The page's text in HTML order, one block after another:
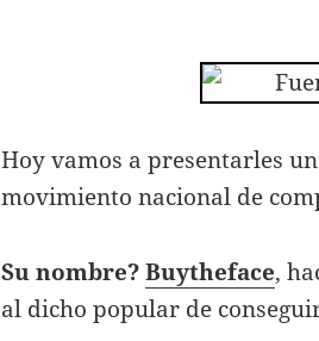
Hoy vamos a presentarles
movimiento nacional de
Su nombre?Buytheface,
al dicho popular de